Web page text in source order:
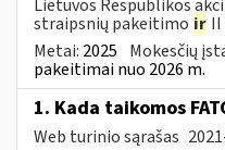
Lietuvos Respublikos
straipsnių pakeitimo ir II
Metai: 2025 Mokesčių
pakeitimai nuo 2026 m.
1. Kada taikomos
Web turinio sąrašas